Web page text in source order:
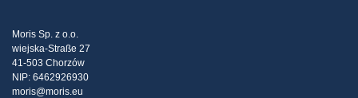
Beschwerden
Moris Sp. z o.o.
wiejska-Straße 27
41-503 Chorzów
NIP: 6462926930
moris@moris.eu